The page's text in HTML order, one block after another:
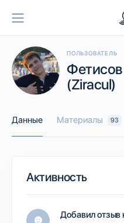
ПОЛЬЗОВАТЕЛЬ
(Ziracul)
Данные Материалы 93
Активность
Добавил отзыв